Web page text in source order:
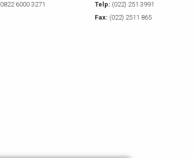
0822 6000 3271 Telp: (022) 251 3991
Fax: (022) 2511 865